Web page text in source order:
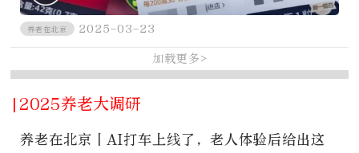
养老在北京 2025-03-23
加载更多>
|2025养老大调研
养老在北京丨AI打车上线了，老人体验后给出这